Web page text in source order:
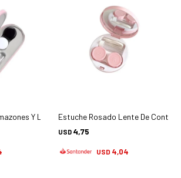
Y Lc Ohr-mp588 - Accesorios
Estuche Rosado Lente De
USD 4,75
USD 4,04